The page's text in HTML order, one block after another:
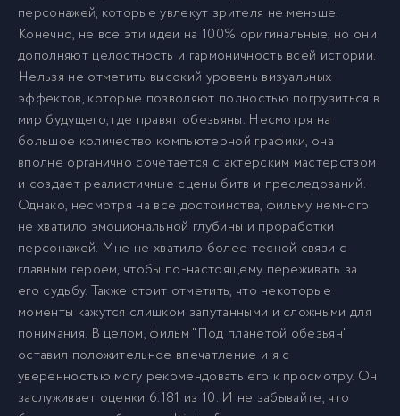
персонажей, которые увлекут зрителя не меньше.
Конечно, не все эти идеи на 100% оригинальные, но они
дополняют целостность и гармоничность всей истории.
Нельзя не отметить высокий уровень визуальных
эффектов, которые позволяют полностью погрузиться в
мир будущего, где правят обезьяны. Несмотря на
большое количество компьютерной графики, она
вполне органично сочетается с актерским мастерством
и создает реалистичные сцены битв и преследований.
Однако, несмотря на все достоинства, фильму немного
не хватило эмоциональной глубины и проработки
персонажей. Мне не хватило более тесной связи с
главным героем, чтобы по-настоящему переживать за
его судьбу. Также стоит отметить, что некоторые
моменты кажутся слишком запутанными и сложными для
понимания. В целом, фильм "Под планетой обезьян"
оставил положительное впечатление и я с
уверенностью могу рекомендовать его к просмотру. Он
заслуживает оценки 6.181 из 10. И не забывайте, что